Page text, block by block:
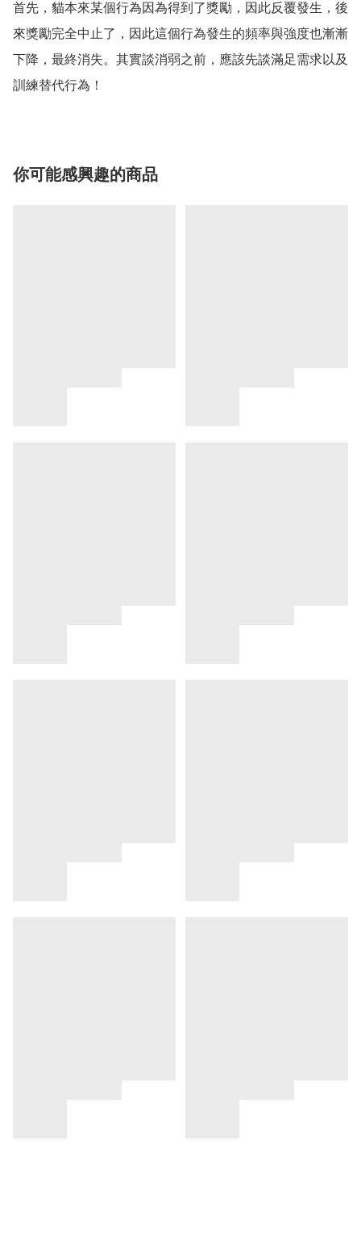
首先，貓本來某個行為因為得到了獎勵，因此反覆發生，後
來獎勵完全中止了，因此這個行為發生的頻率與強度也漸漸
下降，最終消失。其實談消弱之前，應該先談滿足需求以及
訓練替代行為！
你可能感興趣的商品